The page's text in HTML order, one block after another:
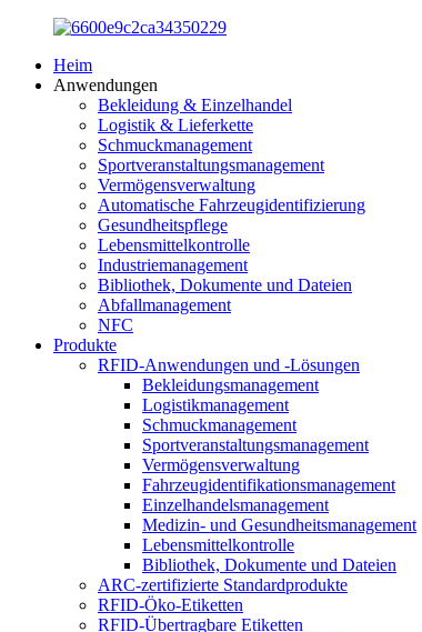
Heim
Anwendungen
Bekleidung & Einzelhandel
Logistik & Lieferkette
Schmuckmanagement
Sportveranstaltungsmanagement
Vermögensverwaltung
Automatische Fahrzeugidentifizierung
Gesundheitspflege
Lebensmittelkontrolle
Industriemanagement
Bibliothek, Dokumente und Dateien
Abfallmanagement
NFC
Produkte
RFID-Anwendungen und -Lösungen
Bekleidungsmanagement
Logistikmanagement
Schmuckmanagement
Sportveranstaltungsmanagement
Vermögensverwaltung
Fahrzeugidentifikationsmanagement
Einzelhandelsmanagement
Medizin- und Gesundheitsmanagement
Lebensmittelkontrolle
Bibliothek, Dokumente und Dateien
ARC-zertifizierte Standardprodukte
RFID-Öko-Etiketten
RFID-Übertragbare Etiketten